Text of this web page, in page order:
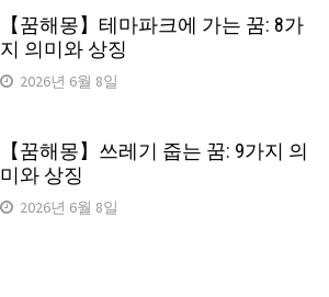
【꿈해몽】테마파크에 가는 꿈: 8가
지 의미와 상징
2026년 6월 8일
【꿈해몽】쓰레기 줍는 꿈: 9가지 의
미와 상징
2026년 6월 8일